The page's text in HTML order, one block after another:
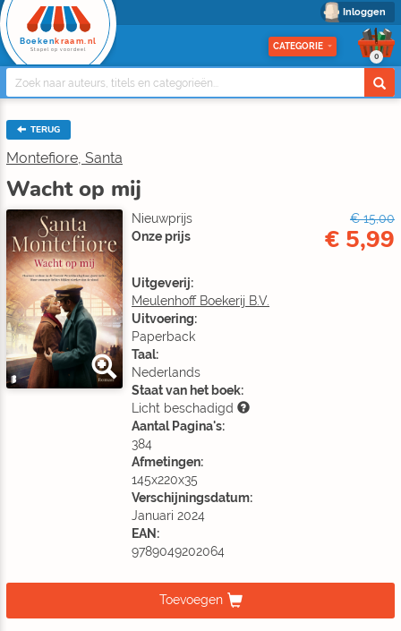
Inloggen
Boeken kraam.nl
Stapel op voordeel CATEGORIE
0
TERUG
Montefiore, Santa
Wacht op mij
Nieuwprijs
€ 15,00
Onze prijs
€ 5,99
Uitgeverij:
Meulenhoff Boekerij B.V.
Uitvoering:
Paperback
Taal:
Nederlands
Staat van het boek:
Licht beschadigd
Aantal Pagina's:
384
Afmetingen:
145x220x35
Verschijningsdatum:
Januari 2024
EAN:
9789049202064
Toevoegen